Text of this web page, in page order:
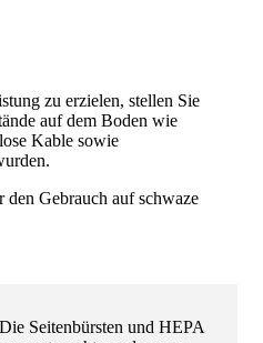
zu erzielen, stellen Sie
auf dem Boden wie
Kable sowie
Gebrauch auf schwaze
Seitenbürsten und HEPA